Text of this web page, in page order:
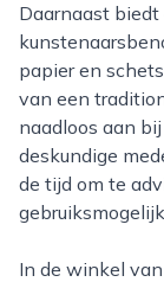
Daarnaast
papier en
van een
naadloos aan
deskundige
de tijd om te
In de winkel van swaak 1892 ontdek je zowel bekende